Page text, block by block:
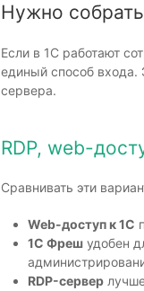
Нужно
Если в 1С работают
единый способ входа.
сервера.
RDP, web-
Сравнивать эти
Web-доступ к 1С
1С Фреш удобен
RDP-сервер